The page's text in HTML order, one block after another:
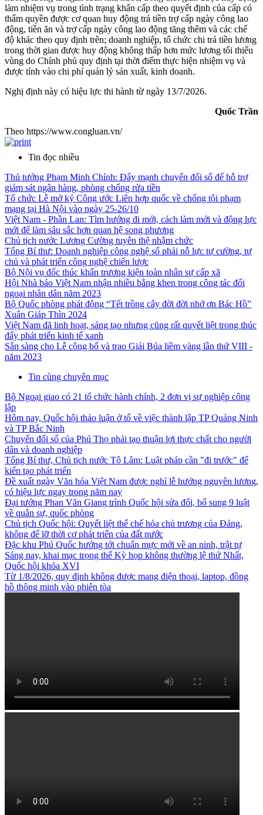
làm nhiệm vụ trong tình trạng khẩn cấp theo quyết định của cấp có
thẩm quyền được cơ quan huy động trả tiền trợ cấp ngày công lao
động, tiền ăn và trợ cấp ngày công lao động tăng thêm và các chế
độ khác theo quy định trên; doanh nghiệp, tổ chức chi trả tiền lương
trong thời gian được huy động không thấp hơn mức lương tối thiểu
vùng do Chính phủ quy định tại thời điểm thực hiện nhiệm vụ và
được tính vào chi phí quản lý sản xuất, kinh doanh.
Nghị định này có hiệu lực thi hành từ ngày 13/7/2026.
Quốc Trần
Theo https://www.congluan.vn/
Tin đọc nhiều
Thủ tướng Phạm Minh Chính: Đẩy mạnh chuyển đổi số để hỗ trợ
giám sát ngân hàng, phòng chống rửa tiền
Tổ chức Lễ mở ký Công ước Liên hợp quốc về chống tội phạm
mạng tại Hà Nội vào ngày 25-26/10
Việt Nam - Phần Lan: Tìm hướng đi mới, cách làm mới và động lực
mới để làm sâu sắc hơn quan hệ song phương
Chủ tịch nước Lương Cường tuyên thệ nhậm chức
Tổng Bí thư: Doanh nghiệp công nghệ số phải nỗ lực tự cường, tự
chủ và phát triển công nghệ chiến lược
Bộ Nội vụ đốc thúc khẩn trương kiện toàn nhân sự cấp xã
Hội Nhà báo Việt Nam nhận nhiều bằng khen trong công tác đối
ngoại nhân dân năm 2023
Bộ Quốc phòng phát động “Tết trồng cây đời đời nhớ ơn Bác Hồ”
Xuân Giáp Thìn 2024
Việt Nam đã linh hoạt, sáng tạo nhưng cũng rất quyết liệt trong thúc
đẩy phát triển kinh tế xanh
Sẵn sàng cho Lễ công bố và trao Giải Búa liềm vàng lần thứ VIII -
năm 2023
Tin cùng chuyên mục
Bộ Ngoại giao có 21 tổ chức hành chính, 2 đơn vị sự nghiệp công
lập
Hôm nay, Quốc hội thảo luận ở tổ về việc thành lập TP Quảng Ninh
và TP Bắc Ninh
Chuyển đổi số của Phú Thọ phải tạo thuận lợi thực chất cho người
dân và doanh nghiệp
Tổng Bí thư, Chủ tịch nước Tô Lâm: Luật pháp cần "đi trước" để
kiến tạo phát triển
Đề xuất ngày Văn hóa Việt Nam được nghỉ lễ hưởng nguyên lương,
có hiệu lực ngay trong năm nay
Đại tướng Phan Văn Giang trình Quốc hội sửa đổi, bổ sung 9 luật
về quân sự, quốc phòng
Chủ tịch Quốc hội: Quyết liệt thể chế hóa chủ trương của Đảng,
không để lỡ thời cơ phát triển của đất nước
Đặc khu Phú Quốc hướng tới chuẩn mực mới về an ninh, trật tự
Sáng nay, khai mạc trọng thể Kỳ họp không thường lệ thứ Nhất,
Quốc hội khóa XVI
Từ 1/8/2026, quy định không được mang điện thoại, laptop, đồng
hồ thông minh vào phiên tòa